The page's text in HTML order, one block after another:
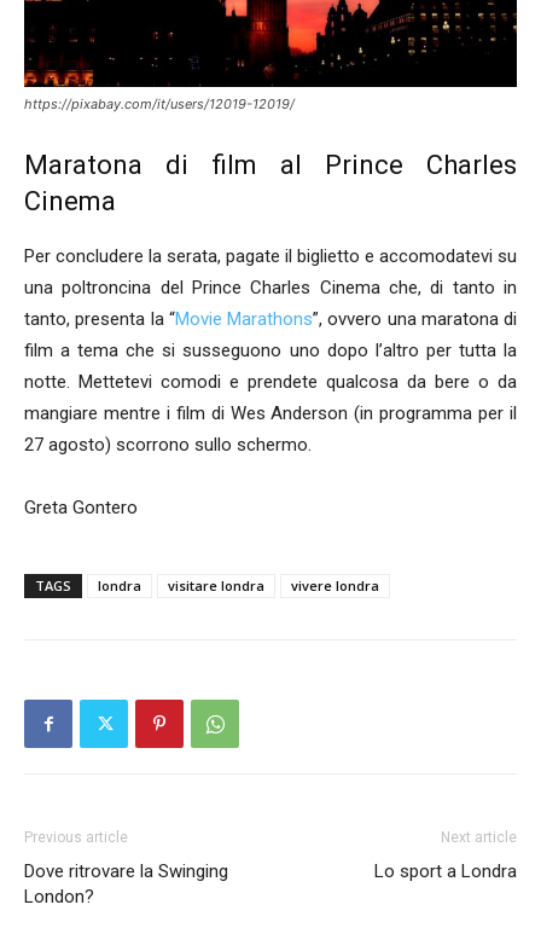
https://pixabay.com/it/users/12019-12019/
Maratona di film al Prince Charles
Cinema
Per concludere la serata, pagate il biglietto e accomodatevi su
una poltroncina del Prince Charles Cinema che, di tanto in
tanto, presenta la “Movie Marathons”, ovvero una maratona di
film a tema che si susseguono uno dopo l’altro per tutta la
notte. Mettetevi comodi e prendete qualcosa da bere o da
mangiare mentre i film di Wes Anderson (in programma per il
27 agosto) scorrono sullo schermo.
Greta Gontero
TAGS londra visitare londra vivere londra
Previous article
Dove ritrovare la Swinging
London?
Next article
Lo sport a Londra